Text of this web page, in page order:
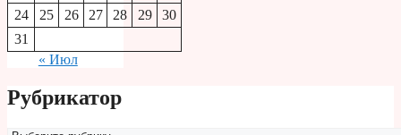
24
25 26 27 28 29
30
31
« Июл
Рубрикатор